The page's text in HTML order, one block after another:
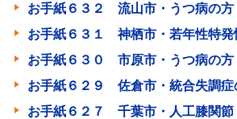
お手紙６３２ 流山市・うつ病の方
お手紙６３１ 神栖市・若年性特発
お手紙６３０ 市原市・うつ病の方
お手紙６２９ 佐倉市・統合失調症
お手紙６２７ 千葉市・人工膝関節